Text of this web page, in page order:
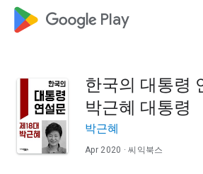
google_logo Play
한국의 대통령
박근혜 대통령
박근혜
Apr 2020 · 씨익북스